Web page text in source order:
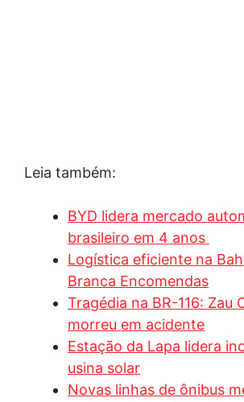
Leia também:
BYD lidera mercado
brasileiro em 4 anos
Logística eficiente na
Branca Encomendas
Tragédia na BR-116: Zau
morreu em acidente
Estação da Lapa lidera
usina solar
Novas linhas de ônibus